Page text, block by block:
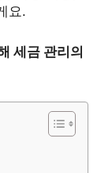
요.
세금 관리의